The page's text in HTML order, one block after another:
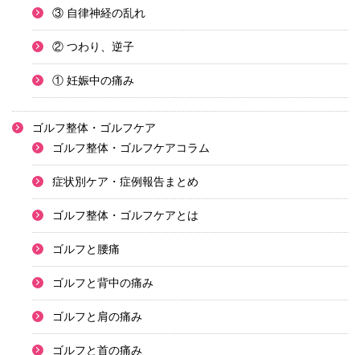
③ 自律神経の乱れ
② つわり、逆子
① 妊娠中の痛み
ゴルフ整体・ゴルフケア
ゴルフ整体・ゴルフケアコラム
症状別ケア・症例報告まとめ
ゴルフ整体・ゴルフケアとは
ゴルフと腰痛
ゴルフと背中の痛み
ゴルフと肩の痛み
ゴルフと首の痛み